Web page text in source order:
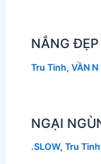
NẮNG
Tru Tinh,VẦN N
NGẠI
.SLOW,Tru Tinh